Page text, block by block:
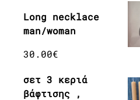
Long necklace
man/woman
30.00€
σετ 3 κεριά
βάφτισης ,